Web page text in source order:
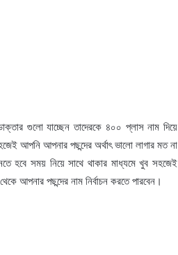
গুলো যাচ্ছেন তাদেরকে ৪০০ প্লাস নাম দিয়ে
আপনি আপনার পছন্দের অর্থাৎ ভালো লাগার মত না
হবে সময় নিয়ে সাথে থাকার মাধ্যমে খুব সহজেই
আপনার পছন্দের নাম নির্বাচন করতে পারবেন।